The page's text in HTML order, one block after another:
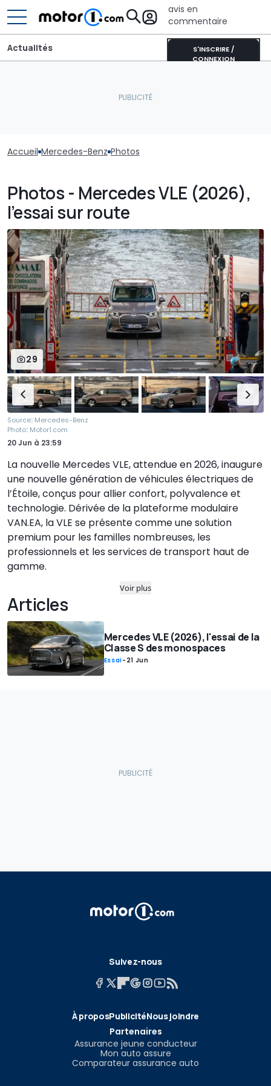
avis en
commentaire
S'INSCRIRE /
CONNEXION
Actualités
Accueil Mercedes-Benz Photos
Photos - Mercedes VLE (2026),
l’essai sur route
29
Source: Mercedes-Benz
Photo: Motor1.com
20 Jun à 23:59
La nouvelle Mercedes VLE, attendue en 2026, inaugure
une nouvelle génération de véhicules électriques de
l’Étoile, conçus pour allier confort, polyvalence et
technologie. Dérivée de la plateforme modulaire
VAN.EA, la VLE se présente comme une solution
premium pour les familles nombreuses, les
professionnels et les services de transport haut de
gamme.
Voir plus
Articles
Mercedes VLE (2026), l'essai de la
Classe S des monospaces
Essai- 21 Jun
Suivez-nous
À proposPublicitéNous joindre
Partenaires
Assurance jeune conducteur
Mon auto assure
Comparateur assurance auto